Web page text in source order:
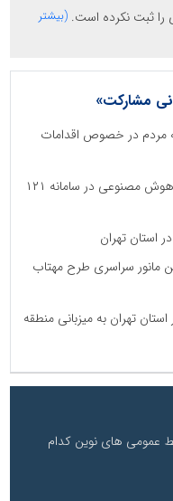
را ثبت نکرده است. (بیشتر
مشارکت»
مردم در خصوص اقدامات
رونمایی از پاسخگویی هوشمند مبتنی بر هوش مصنوعی در سامانه ۱۲۱
مانور سراسری طرح مهتاب
تهران به میزبانی منطقه
عمومی های نوین کدام